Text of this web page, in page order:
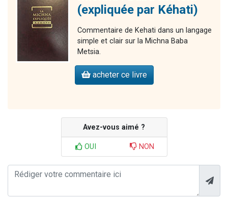
(expliquée par Kéhati)
Commentaire de Kehati dans un langage
simple et clair sur la Michna Baba
Metsia.
acheter ce livre
Avez-vous aimé ?
OUI NON